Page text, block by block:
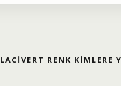
LACIVERT RENK KIMLERE